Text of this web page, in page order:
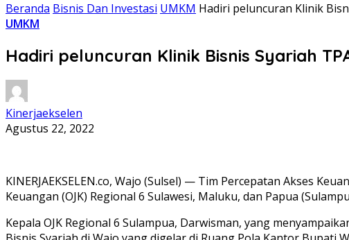
Beranda Bisnis Dan Investasi UMKM Hadiri peluncuran Klinik
UMKM
Hadiri peluncuran Klinik Bisnis Syariah
Kinerjaekselen
Agustus 22, 2022
KINERJAEKSELEN.co, Wajo (Sulsel) — Tim Percepatan Akses
Keuangan (OJK) Regional 6 Sulawesi, Maluku, dan Papua
Kepala OJK Regional 6 Sulampua, Darwisman, yang